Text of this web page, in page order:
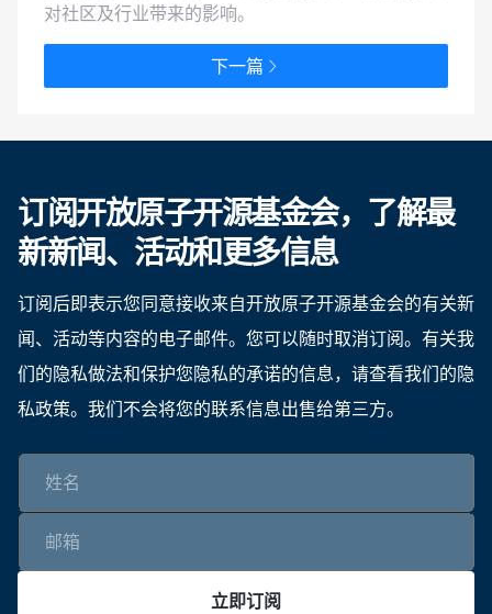
对社区及行业带来的影响。
下一篇
订阅开放原子开源基金会，了解最
新新闻、活动和更多信息
订阅后即表示您同意接收来自开放原子开源基金会的有关新
闻、活动等内容的电子邮件。您可以随时取消订阅。有关我
们的隐私做法和保护您隐私的承诺的信息，请查看我们的隐
私政策。我们不会将您的联系信息出售给第三方。
立即订阅